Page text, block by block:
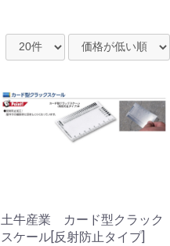
土牛産業 カード型クラック
スケール[反射防止タイプ]